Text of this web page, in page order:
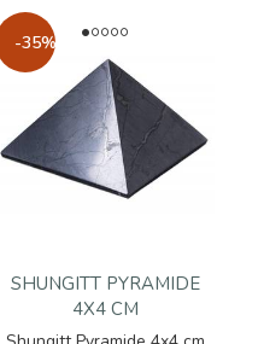
-35%
SHUNGITT PYRAMIDE
4X4 CM